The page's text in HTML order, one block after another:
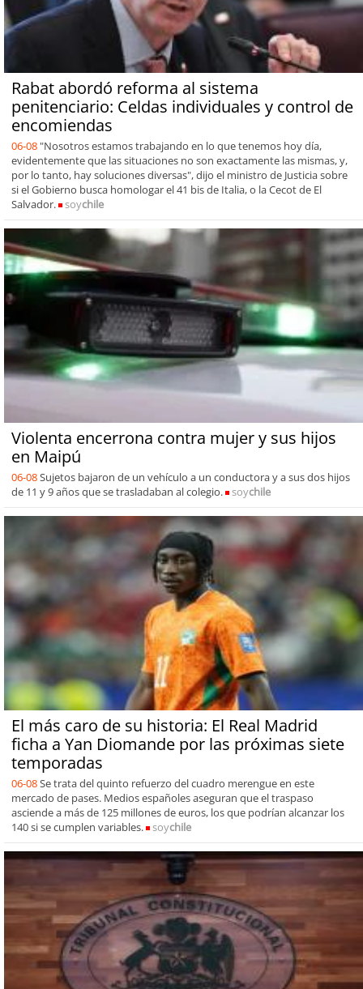
Rabat abordó reforma al sistema
penitenciario: Celdas individuales y control de
encomiendas
06-08 "Nosotros estamos trabajando en lo que tenemos hoy día,
evidentemente que las situaciones no son exactamente las mismas, y,
por lo tanto, hay soluciones diversas", dijo el ministro de Justicia sobre
si el Gobierno busca homologar el 41 bis de Italia, o la Cecot de El
Salvador.
soychile
Violenta encerrona contra mujer y sus hijos
en Maipú
06-08Sujetos bajaron de un vehículo a un conductora y a sus dos hijos
de 11 y 9 años que se trasladaban al colegio.
soychile
El más caro de su historia: El Real Madrid
ficha a Yan Diomande por las próximas siete
temporadas
06-08Se trata del quinto refuerzo del cuadro merengue en este
mercado de pases. Medios españoles aseguran que el traspaso
asciende a más de 125 millones de euros, los que podrían alcanzar los
140 si se cumplen variables.
soychile